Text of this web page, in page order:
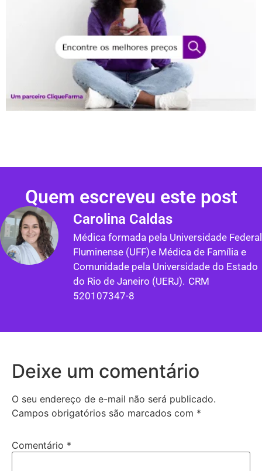
Quem escreveu este post
Carolina Caldas
Médica formada pela Universidade Federal
Fluminense (UFF) e Médica de Família e
Comunidade pela Universidade do Estado
do Rio de Janeiro (UERJ). CRM
520107347-8
Deixe um comentário
O seu endereço de e-mail não será publicado.
Campos obrigatórios são marcados com *
Comentário *